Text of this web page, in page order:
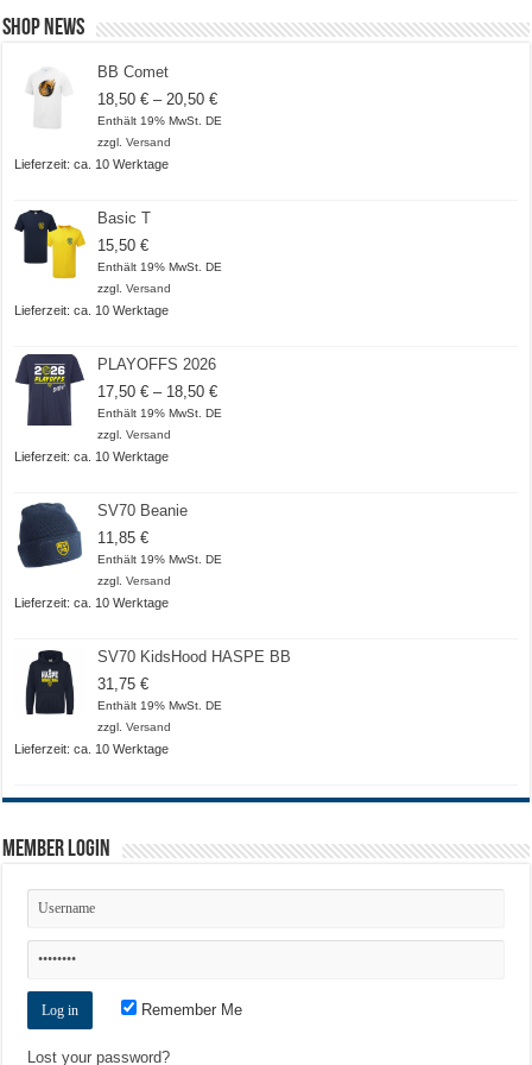
Shop News
BB Comet
18,50€ – 20,50€Preisspanne:
18,50 €
Enthält 19% MwSt. DE
zzgl.Versand
Lieferzeit: ca. 10 Werktage
Basic T
15,50€
Enthält 19% MwSt. DE
zzgl.Versand
Lieferzeit: ca. 10 Werktage
PLAYOFFS 2026
17,50€ – 18,50€Preisspanne:
17,50 €
Enthält 19% MwSt. DE
zzgl.Versand
Lieferzeit: ca. 10 Werktage
SV70 Beanie
11,85€
Enthält 19% MwSt. DE
zzgl.Versand
Lieferzeit: ca. 10 Werktage
SV70 KidsHood HASPE BB
31,75€
Enthält 19% MwSt. DE
zzgl.Versand
Lieferzeit: ca. 10 Werktage
Member Login
Remember Me
Lost your password?